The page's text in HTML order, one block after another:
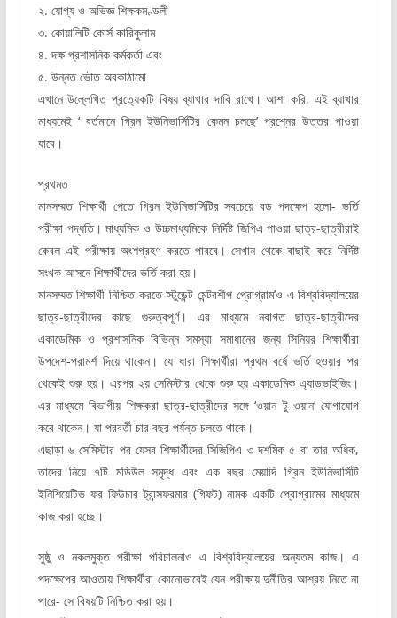
২. যোগ্য ও অভিজ্ঞ শিক্ষকমণ্ডলী
৩. কোয়ালিটি কোর্স কারিকুলাম
৪. দক্ষ প্রশাসনিক কর্মকর্তা এবং
৫. উন্নত ভৌত অবকাঠামো
এখানে উল্লেখিত প্রত্যেকটি বিষয় ব্যাখার দাবি রাখে। আশা করি, এই ব্যাখার
মাধ্যমেই ‘ বর্তমানে গ্রিন ইউনিভার্সিটির কেমন চলছে’ প্রশ্নের উত্তর পাওয়া
যাবে।
প্রথমত
মানসম্মত শিক্ষার্থী পেতে গ্রিন ইউনিভার্সিটির সবচেয়ে বড় পদক্ষেপ হলো- ভর্তি
পরীক্ষা পদ্ধতি। মাধ্যমিক ও উচ্চমাধ্যমিকে নির্দিষ্ট জিপিএ পাওয়া ছাত্র-ছাত্রীরাই
কেবল এই পরীক্ষায় অংশগ্রহণ করতে পারবে। সেখান থেকে বাছাই করে নির্দিষ্ট
সংখক আসনে শিক্ষার্থীদের ভর্তি করা হয়।
মানসম্মত শিক্ষার্থী নিশ্চিত করতে ‘স্টুডেন্ট মেন্টরশীপ প্রোগ্রাম’ও এ বিশ্ববিদ্যালয়ের
ছাত্র-ছাত্রীদের কাছে গুরুত্বপূর্ণ। এর মাধ্যমে নবাগত ছাত্র-ছাত্রীদের
একাডেমিক ও প্রশাসনিক বিভিন্ন সমস্যা সমাধানের জন্য সিনিয়র শিক্ষার্থীরা
উপদেশ-পরামর্শ দিয়ে থাকেন। যে ধারা শিক্ষার্থীরা প্রথম বর্ষে ভর্তি হওয়ার পর
থেকেই শুরু হয়। এরপর ২য় সেমিস্টার থেকে শুরু হয় একাডেমিক এ্যাডভাইজিং।
এর মাধ্যমে বিভাগীয় শিক্ষকরা ছাত্র-ছাত্রীদের সঙ্গে ‘ওয়ান টু ওয়ান’ যোগাযোগ
করে থাকেন। যা পরবর্তী চার বছর পর্যন্ত চলতে থাকে।
এছাড়া ৬ সেমিস্টার পর যেসব শিক্ষার্থীদের সিজিপিএ ৩ দশমিক ৫ বা তার অধিক,
তাদের নিয়ে ৭টি মডিউল সমৃদ্ধ এবং এক বছর মেয়াদি গ্রিন ইউনিভার্সিটি
ইনিশিয়েটিভ ফর ফিউচার ট্রান্সফরমার (গিফট) নামক একটি প্রোগ্রামের মাধ্যমে
কাজ করা হচ্ছে।
সুষ্ঠু ও নকলমুক্ত পরীক্ষা পরিচালনাও এ বিশ্ববিদ্যালয়ের অন্যতম কাজ। এ
পদক্ষেপের আওতায় শিক্ষার্থীরা কোনোভাবেই যেন পরীক্ষায় দুর্নীতির আশ্রয় নিতে না
পারে- সে বিষয়টি নিশ্চিত করা হয়।